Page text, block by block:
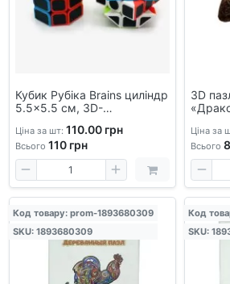
Кубик Рубіка Brains циліндр
5.5×5.5 см, 3D-
для дітей і дорослих
Ціна за шт: 110.00 грн
Всього 110грн
3D
що
Ціна за
Всього
Код товару: prom-1893680309
SKU: 1893680309
Код
SKU: